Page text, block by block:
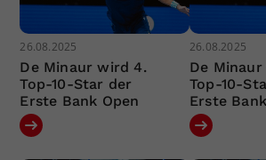
26.08.2025
De Minaur wird 4.
Top-10-Star der
Erste Bank Open
26.08.2025
De
Top-10-
Erste